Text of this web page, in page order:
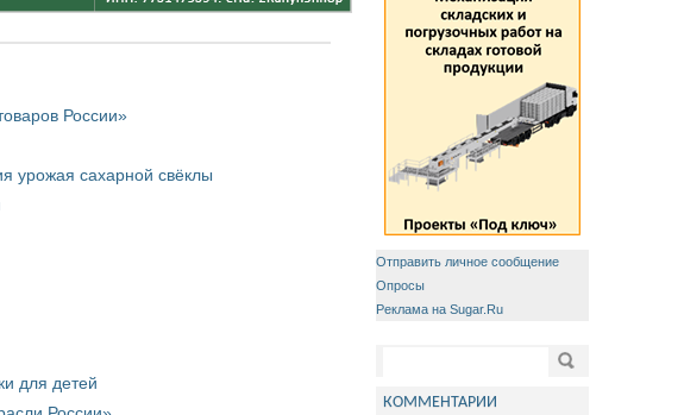
России»
урожая сахарной свёклы
для детей
Отправить личное сообщение
Опросы
Реклама на Sugar.Ru
Поиск
КОММЕНТАРИИ